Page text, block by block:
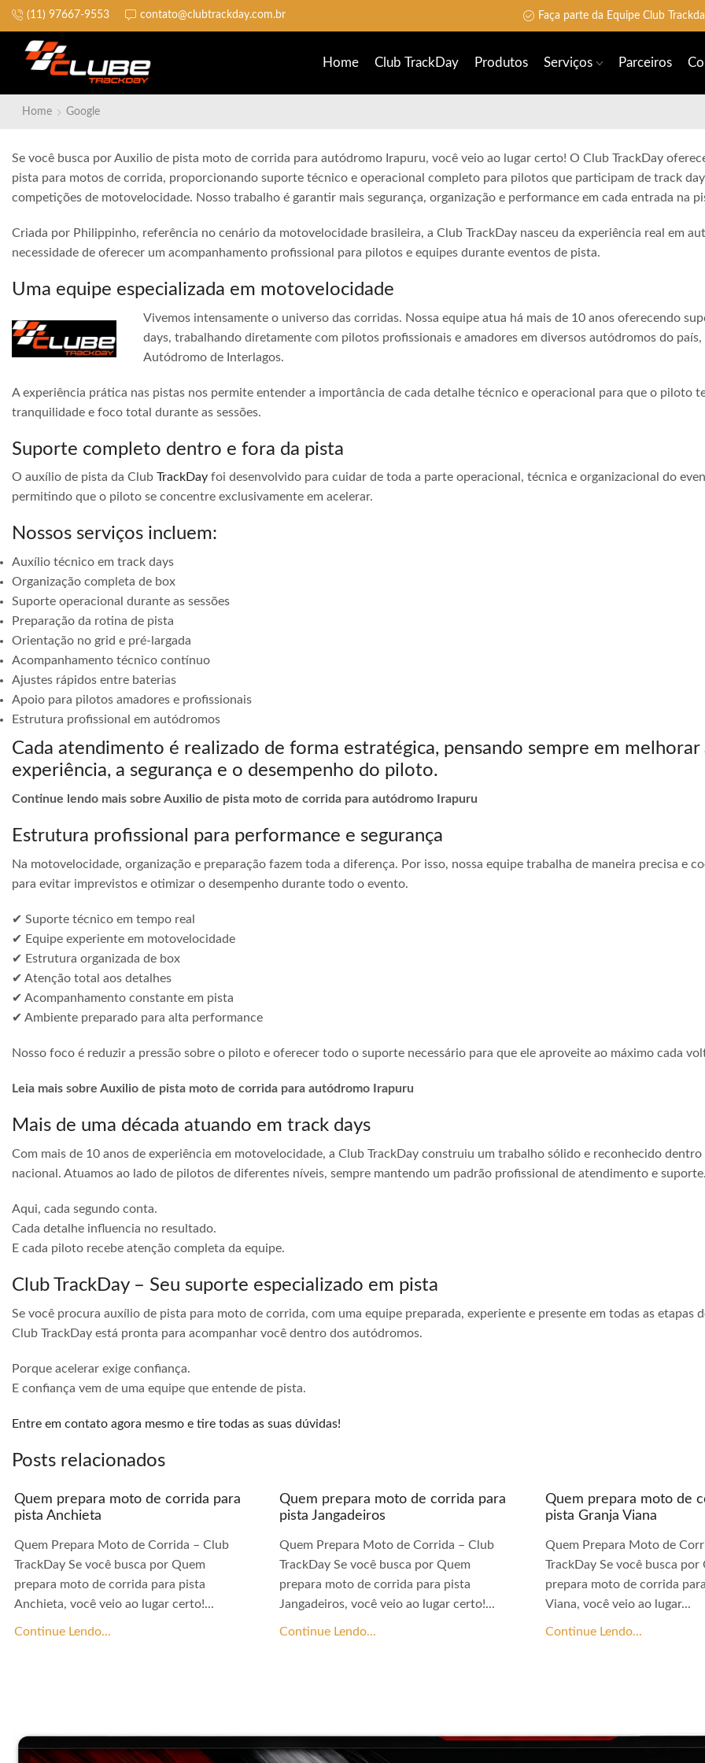
(11) 97667-9553 contato@clubtrackday.com.br
Não perca a largada Faça parte da Equipe Club
Home Club TrackDay Produtos Serviços Parceiros
Home Google
Se você busca por Auxilio de pista moto de corrida para autódromo Irapuru, você veio ao lugar certo! O Club TrackDay
pista para motos de corrida, proporcionando suporte técnico e operacional completo para pilotos que participam de track
competições de motovelocidade. Nosso trabalho é garantir mais segurança, organização e performance em cada entrada na
Criada por Philippinho, referência no cenário da motovelocidade brasileira, a Club TrackDay nasceu da experiência real em
necessidade de oferecer um acompanhamento profissional para pilotos e equipes durante eventos de pista.
Uma equipe especializada em motovelocidade
Vivemos intensamente o universo das corridas. Nossa equipe atua há mais de 10 anos oferecendo
days, trabalhando diretamente com pilotos profissionais e amadores em diversos autódromos do
Autódromo de Interlagos.
A experiência prática nas pistas nos permite entender a importância de cada detalhe técnico e operacional para que o piloto
tranquilidade e foco total durante as sessões.
Suporte completo dentro e fora da pista
O auxílio de pista da Club TrackDay foi desenvolvido para cuidar de toda a parte operacional, técnica e organizacional do
permitindo que o piloto se concentre exclusivamente em acelerar.
Nossos serviços incluem:
Auxílio técnico em track days
Organização completa de box
Suporte operacional durante as sessões
Preparação da rotina de pista
Orientação no grid e pré-largada
Acompanhamento técnico contínuo
Ajustes rápidos entre baterias
Apoio para pilotos amadores e profissionais
Estrutura profissional em autódromos
Cada atendimento é realizado de forma estratégica, pensando sempre em melhorar
experiência, a segurança e o desempenho do piloto.
Continue lendo mais sobre Auxilio de pista moto de corrida para autódromo Irapuru
Estrutura profissional para performance e segurança
Na motovelocidade, organização e preparação fazem toda a diferença. Por isso, nossa equipe trabalha de maneira precisa e
para evitar imprevistos e otimizar o desempenho durante todo o evento.
✔ Suporte técnico em tempo real
✔ Equipe experiente em motovelocidade
✔ Estrutura organizada de box
✔ Atenção total aos detalhes
✔ Acompanhamento constante em pista
✔ Ambiente preparado para alta performance
Nosso foco é reduzir a pressão sobre o piloto e oferecer todo o suporte necessário para que ele aproveite ao máximo cada
Leia mais sobre Auxilio de pista moto de corrida para autódromo Irapuru
Mais de uma década atuando em track days
Com mais de 10 anos de experiência em motovelocidade, a Club TrackDay construiu um trabalho sólido e reconhecido
nacional. Atuamos ao lado de pilotos de diferentes níveis, sempre mantendo um padrão profissional de atendimento e suporte.
Aqui, cada segundo conta.
Cada detalhe influencia no resultado.
E cada piloto recebe atenção completa da equipe.
Club TrackDay – Seu suporte especializado em pista
Se você procura auxílio de pista para moto de corrida, com uma equipe preparada, experiente e presente em todas as etapas
Club TrackDay está pronta para acompanhar você dentro dos autódromos.
Porque acelerar exige confiança.
E confiança vem de uma equipe que entende de pista.
Entre em contato agora mesmo e tire todas as suas dúvidas!
Posts relacionados
Quem prepara moto de corrida para
pista Anchieta
Quem Prepara Moto de Corrida – Club
TrackDay Se você busca por Quem
prepara moto de corrida para pista
Anchieta, você veio ao lugar certo!...
Continue Lendo...
Quem prepara moto de corrida para
pista Jangadeiros
Quem Prepara Moto de Corrida – Club
TrackDay Se você busca por Quem
prepara moto de corrida para pista
Jangadeiros, você veio ao lugar certo!...
Continue Lendo...
Quem prepara moto de
pista Granja Viana
Quem Prepara Moto de
TrackDay Se você busca por
prepara moto de corrida
Viana, você veio ao lugar...
Continue Lendo...